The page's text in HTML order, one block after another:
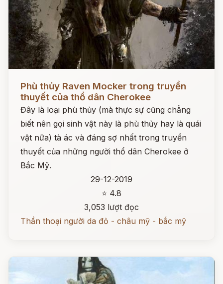
Phù thủy Raven Mocker trong truyền
thuyết của thổ dân Cherokee
Đây là loại phù thủy (mà thực sự cũng chẳng
biết nên gọi sinh vật này là phù thủy hay là quái
vật nữa) tà ác và đáng sợ nhất trong truyền
thuyết của những người thổ dân Cherokee ở
Bắc Mỹ.
29-12-2019
⭐ 4.8
3,053 lượt đọc
Thần thoại người da đỏ - châu mỹ - bắc mỹ